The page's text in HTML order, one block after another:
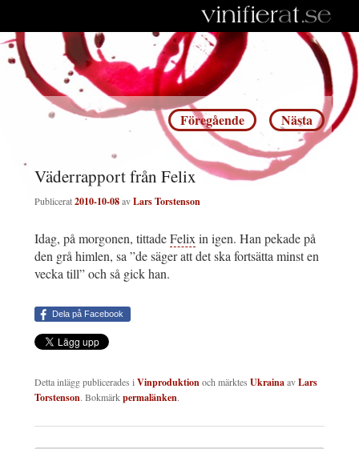
Inläggsnavigering
Föregående Nästa
Väderrapport från Felix
Publicerat2010-10-08avLars Torstenson
Idag, på morgonen, tittadeFelixin igen. Han pekade på
den grå himlen, sa ”de säger att det ska fortsätta minst en
vecka till” och så gick han.
Dela på Facebook
Detta inlägg publicerades iVinproduktionoch märktes UkrainaavLars
Torstenson. Bokmärkpermalänken.